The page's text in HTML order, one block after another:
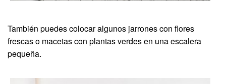
También puedes colocar algunos jarrones con flores
frescas o macetas con plantas verdes en una escalera
pequeña.